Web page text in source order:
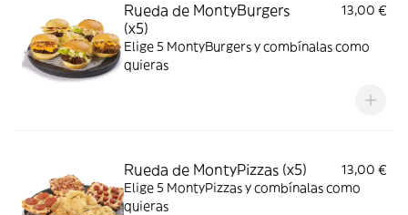
Rueda de MontyBurgers
(x5)
13,00 €
Elige 5 MontyBurgers y combínalas como
quieras
Rueda de MontyPizzas (x5)
13,00 €
Elige 5 MontyPizzas y combínalas como
quieras